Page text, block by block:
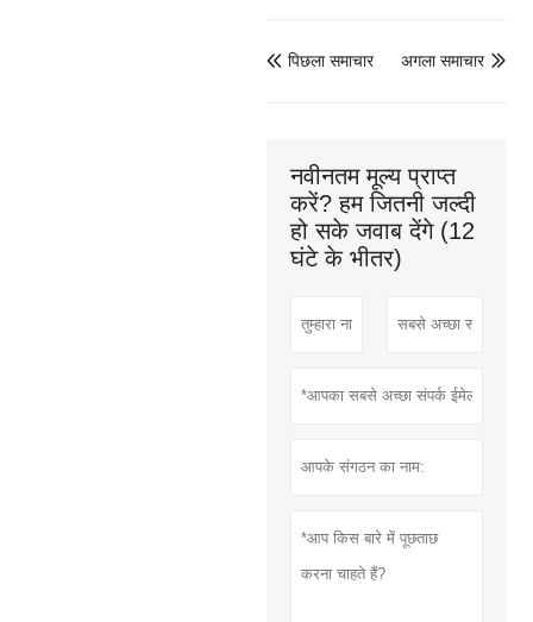
 पिछला समाचार 
अगला समाचार
नवीनतम मूल्य प्राप्त
करें? हम जितनी जल्दी
हो सके जवाब देंगे (12
घंटे के भीतर)